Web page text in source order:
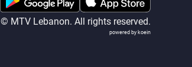
© MTV Lebanon. All rights reserved.
powered by koein